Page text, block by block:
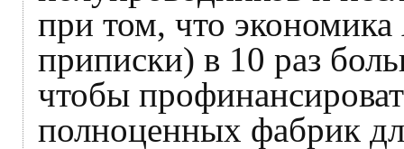
при том, что
приписки) в 10 раз
чтобы
полноценных фабрик